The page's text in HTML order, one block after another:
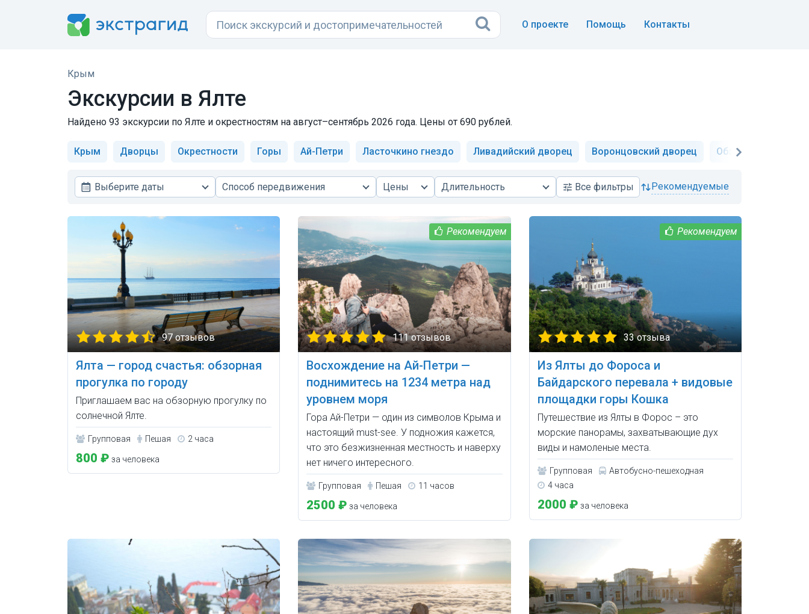
О проекте Помощь Контакты
Крым
Экскурсии в Ялте
Найдено 93 экскурсии по Ялте и окрестностям на август–сентябрь 2026 года. Цены от 690 рублей.
Крым Дворцы Окрестности Горы Ай-Петри Ласточкино гнездо Ливадийский дворец Воронцовский дворец Обзорные
Выберите даты Способ передвижения Цены Длительность Все фильтры рекомендуемые
97 отзывов
Ялта — город счастья: обзорная
прогулка по городу
Приглашаем вас на обзорную прогулку по
солнечной Ялте.
Групповая Пешая 2 часа
800 ₽ за человека
111 отзывов
Восхождение на Ай-Петри —
поднимитесь на 1234 метра над
уровнем моря
Гора Ай-Петри — один из символов Крыма и
настоящий must-see. У подножия кажется,
что это безжизненная местность и наверху
нет ничего интересного.
Групповая Пешая 11 часов
2500 ₽ за человека
33 отзыва
Из Ялты до Фороса и
Байдарского перевала + видовые
площадки горы Кошка
Путешествие из Ялты в Форос – это
морские панорамы, захватывающие дух
виды и намоленые места.
Групповая
Автобусно-пешеходная
4 часа
2000 ₽ за человека